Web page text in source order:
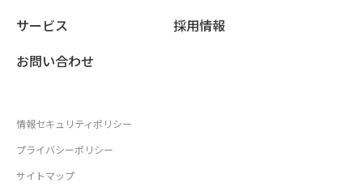
サービス
採用情報
お問い合わせ
情報セキュリティポリシー
プライバシーポリシー
サイトマップ